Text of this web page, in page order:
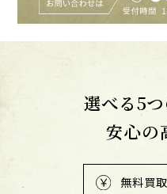
選べる5つ
安心の
無料買